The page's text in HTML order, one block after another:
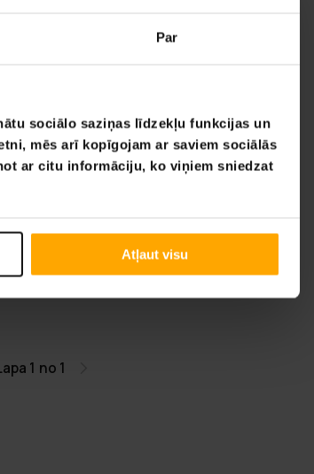
Par
sociālo saziņas līdzekļu funkcijas un
mēs arī kopīgojam ar saviem sociālās
ar citu informāciju, ko viņiem sniedzat
Atļaut visu
€
1 no 1